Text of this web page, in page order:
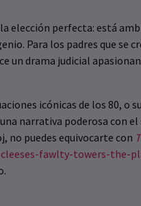
elección perfecta: está
Para los padres que se
un drama judicial
icónicas de los 80, o
narrativa poderosa con el
no puedes equivocarte con
fawlty-towers-the-